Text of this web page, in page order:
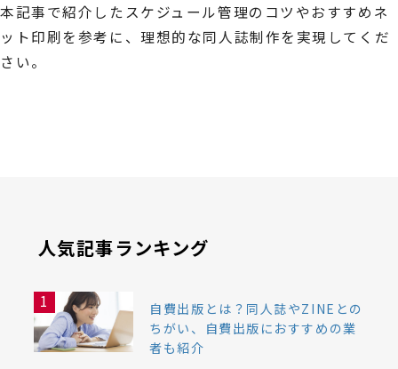
本記事で紹介したスケジュール管理のコツやおすすめネ
ット印刷を参考に、理想的な同人誌制作を実現してくだ
さい。
人気記事ランキング
1
自費出版とは？同人誌やZINEとの
ちがい、自費出版におすすめの業
者も紹介